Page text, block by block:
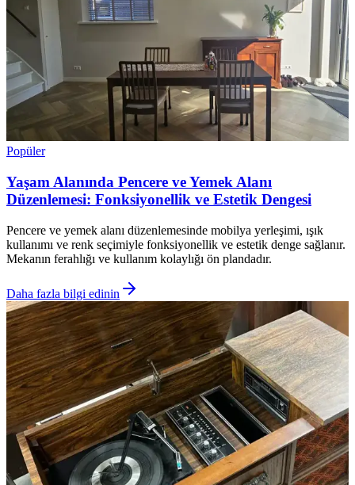
Popüler
Yaşam Alanında Pencere ve Yemek Alanı
Düzenlemesi: Fonksiyonellik ve Estetik Dengesi
Pencere ve yemek alanı düzenlemesinde mobilya yerleşimi, ışık
kullanımı ve renk seçimiyle fonksiyonellik ve estetik denge sağlanır.
Mekanın ferahlığı ve kullanım kolaylığı ön plandadır.
Daha fazla bilgi edinin